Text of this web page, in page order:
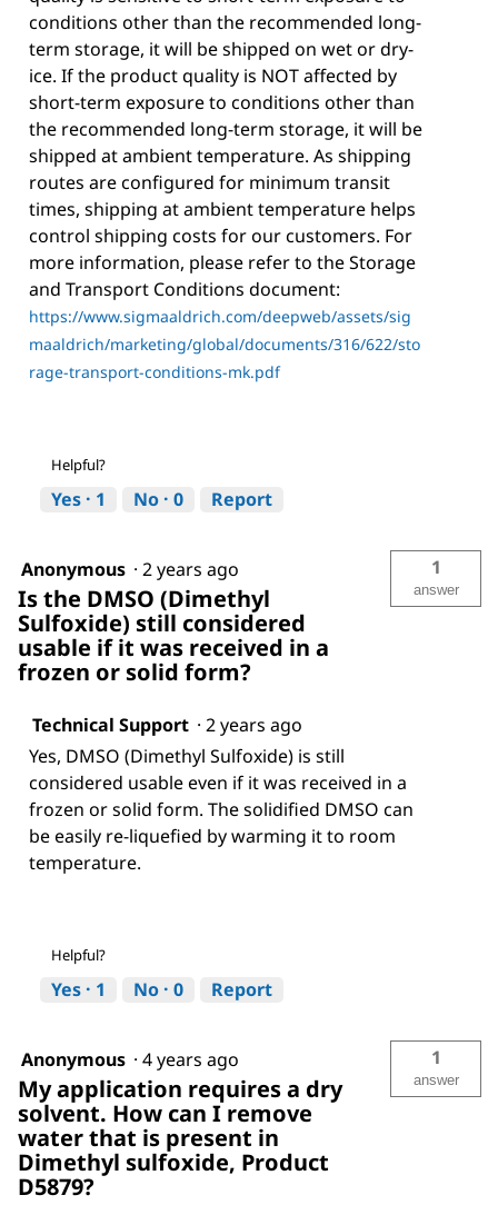
conditions other than the recommended long-
term storage, it will be shipped on wet or dry-
ice. If the product quality is NOT affected by
short-term exposure to conditions other than
the recommended long-term storage, it will be
shipped at ambient temperature. As shipping
routes are configured for minimum transit
times, shipping at ambient temperature helps
control shipping costs for our customers. For
more information, please refer to the Storage
and Transport Conditions document:
https://www.sigmaaldrich.com/deepweb/assets/sig
maaldrich/marketing/global/documents/316/622/sto
rage-transport-conditions-mk.pdf
Helpful?
Yes · 1 No · 0 Report
Anonymous · 2 years ago
Is the DMSO (Dimethyl
Sulfoxide) still considered
usable if it was received in a
frozen or solid form?
1
answer
Technical Support · 2 years ago
Yes, DMSO (Dimethyl Sulfoxide) is still
considered usable even if it was received in a
frozen or solid form. The solidified DMSO can
be easily re-liquefied by warming it to room
temperature.
Helpful?
Yes · 1 No · 0 Report
Anonymous · 4 years ago
My application requires a dry
solvent. How can I remove
water that is present in
Dimethyl sulfoxide, Product
D5879?
1
answer